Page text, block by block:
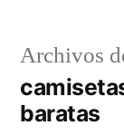
Archivos
baratas